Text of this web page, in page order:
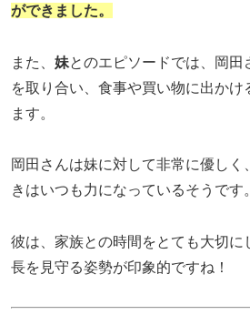
ができました。
また、 妹とのエピソードでは、岡
を取り合い、食事や買い物に出かけ
ます。
岡田さんは妹に対して非常に優しく
きはいつも力になっているそうです。
彼は、家族との時間をとても大切に
長を見守る姿勢が印象的ですね！